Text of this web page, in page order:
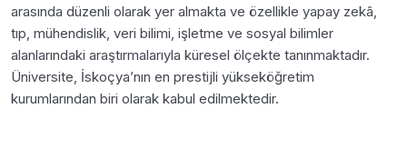
arasında düzenli olarak yer almakta ve özellikle yapay zekâ,
tıp, mühendislik, veri bilimi, işletme ve sosyal bilimler
alanlarındaki araştırmalarıyla küresel ölçekte tanınmaktadır.
Üniversite, İskoçya’nın en prestijli yükseköğretim
kurumlarından biri olarak kabul edilmektedir.